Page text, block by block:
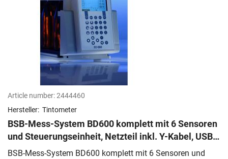
Article number:2444460
Hersteller: Tintometer
BSB-Mess-System BD600 komplett mit 6 Sensoren
und Steuerungseinheit, Netzteil inkl. Y-Kabel, USB-
Kabel
BSB-Mess-System BD600 komplett mit 6 Sensoren und